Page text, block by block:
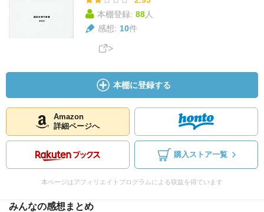
本棚登録: 88人
感想: 10件
本棚に登録する
Amazon
詳細ページへ
購入ストア一覧
本ページはアフィリエイトプログラムによる収益を得ています
みんなの感想まとめ